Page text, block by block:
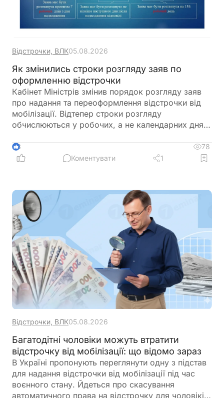
Відстрочки, ВЛК05.08.2026
Як змінились строки розгляду заяв по
оформленню відстрочки
Кабінет Міністрів змінив порядок розгляду заяв
про надання та переоформлення відстрочки від
мобілізації. Відтепер строки розгляду
обчислюються у робочих, а не календарних днях,
Нові правила застосовуються до заяв, які
подаються через ЦНАП для розгляду комісіями
мобілізацію, однак заявникам варто самостійно
контролювати статус розгляду, щоб не
пропустити можливу відмову
3
78
Коментувати
1
Відстрочки, ВЛК05.08.2026
Багатодітні чоловіки можуть втратити
відстрочку від мобілізації: що відомо зараз
В Україні пропонують переглянути одну з підстав
для надання відстрочки від мобілізації під час
воєнного стану. Йдеться про скасування
автоматичного права на відстрочку для чоловіків,